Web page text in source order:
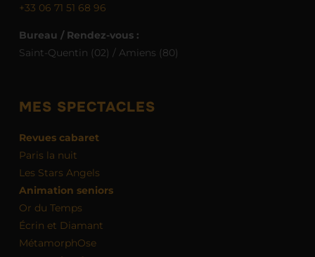
+33 06 71 51 68 96
Bureau / Rendez-vous :
Saint-Quentin (02) / Amiens (80)
MES SPECTACLES
Revues cabaret
Paris la nuit
Les Stars Angels
Animation seniors
Or du Temps
Écrin et Diamant
MétamorphOse